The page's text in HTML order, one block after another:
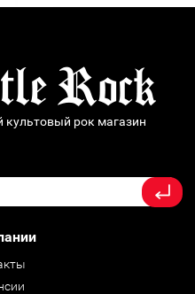
культовый рок магазин